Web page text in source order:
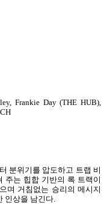
Frankie Day (THE HUB),
분위기를 압도하고 트랩 비
주는 힙합 기반의 록 트랙이
며 거침없는 승리의 메시지
인상을 남긴다.